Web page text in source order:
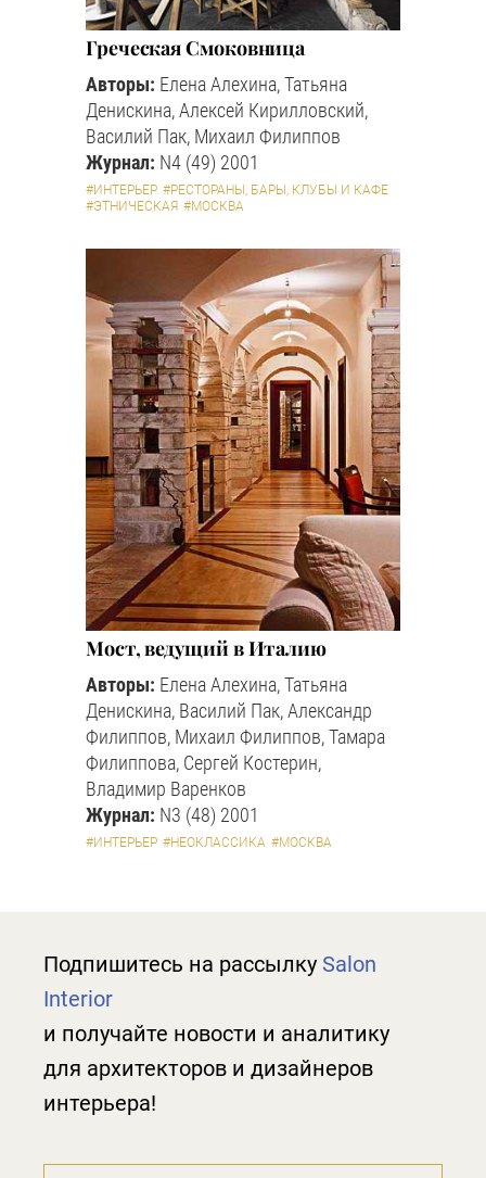
Греческая Смоковница
Авторы: Елена Алехина, Татьяна
Денискина, Алексей Кирилловский,
Василий Пак, Михаил Филиппов
Журнал: N4 (49) 2001
#ИНТЕРЬЕР #РЕСТОРАНЫ, БАРЫ, КЛУБЫ И КАФЕ
#ЭТНИЧЕСКАЯ #МОСКВА
Мост, ведущий в Италию
Авторы: Елена Алехина, Татьяна
Денискина, Василий Пак, Александр
Филиппов, Михаил Филиппов, Тамара
Филиппова, Сергей Костерин,
Владимир Варенков
Журнал: N3 (48) 2001
#ИНТЕРЬЕР #НЕОКЛАССИКА #МОСКВА
Подпишитесь на рассылку Salon
Interior
и получайте новости и аналитику
для архитекторов и дизайнеров
интерьера!